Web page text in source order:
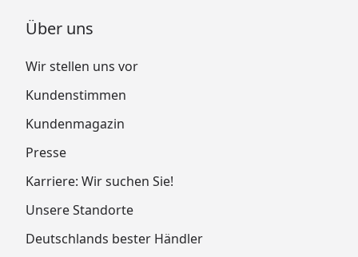
Über uns
Wir stellen uns vor
Kundenstimmen
Kundenmagazin
Presse
Karriere: Wir suchen Sie!
Unsere Standorte
Deutschlands bester Händler